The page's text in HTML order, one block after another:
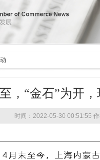
，“金石”为开
时间：2022-05-30 00:51:55